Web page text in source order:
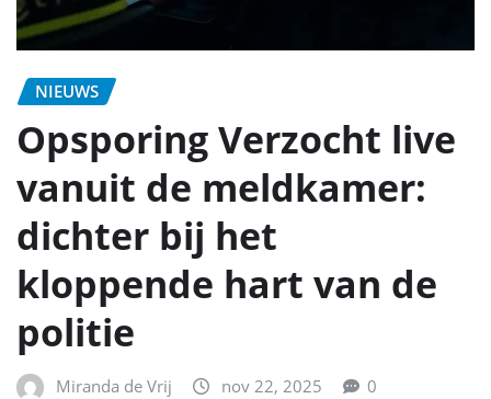
NIEUWS
Opsporing Verzocht live
vanuit de meldkamer:
dichter bij het
kloppende hart van de
politie
Miranda de Vrij nov 22, 2025 0